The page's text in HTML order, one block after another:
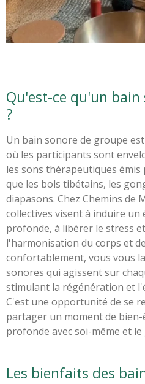
Qu'est-ce qu'un
?
Un bain sonore de groupe
où les participants sont
les sons thérapeutiques
que les bols tibétains, les
diapasons. Chez Chemins de
collectives visent à induire un
profonde, à libérer le stress
l'harmonisation du corps et
confortablement, vous vous
sonores qui agissent sur
stimulant la régénération et
C'est une opportunité de se
partager un moment de
profonde avec soi-même et
Les bienfaits des